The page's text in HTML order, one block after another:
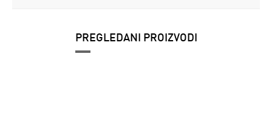
PREGLEDANI PROIZVODI